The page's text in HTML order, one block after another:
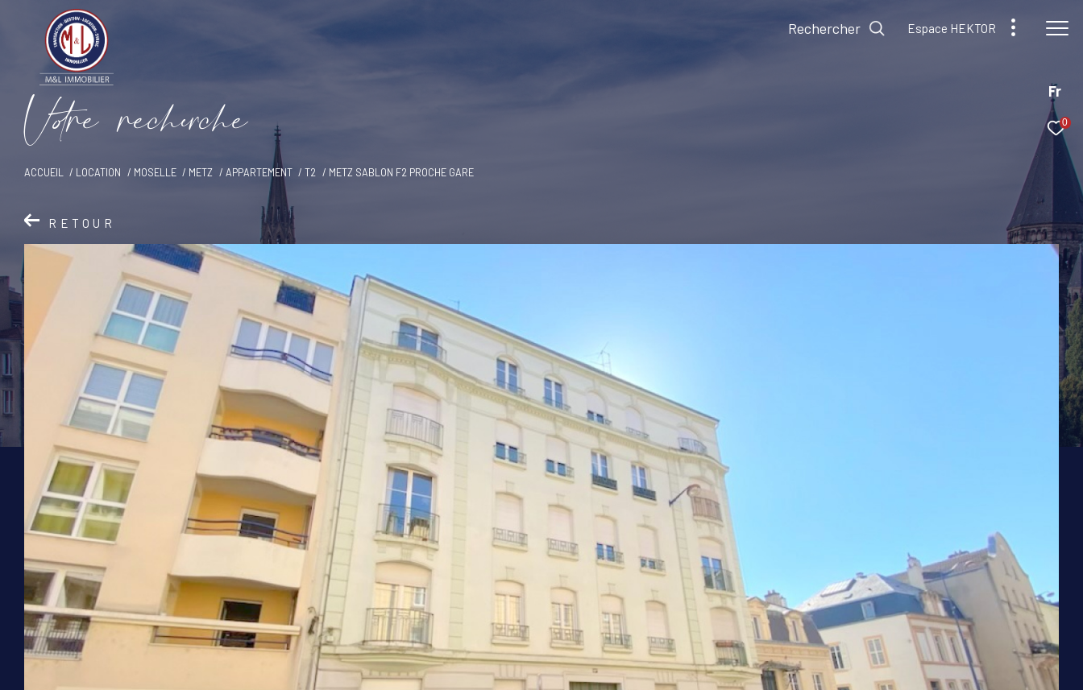
Fr
0
Rechercher Espace HEKTOR
Vore recece
ACCUEIL LOCATION MOSELLE METZ APPARTEMENT T2 METZ SABLON F2 PROCHE GARE
RETOUR